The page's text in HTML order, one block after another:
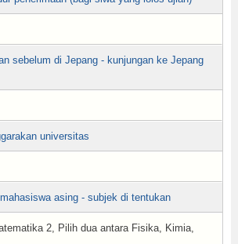
sebelum di Jepang - kunjungan ke Jepang
universitas
asing - subjek di tentukan
2, Pilih dua antara Fisika, Kimia,